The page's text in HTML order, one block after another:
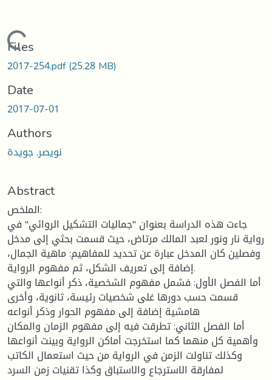
Loading...
Files
2017-254.pdf(25.28 MB)
Date
2017-07-01
Authors
نويصر, جويدة
Abstract
الملخص:
جاءت هذه الدراسة بعنوان "جماليات التشكيل الروائي" في
رواية نار ونور لعبد المالك مرتاض، حيث قسمت بحثي إلى مدخل
وفصلين كان المدخل عبارة عن تحديد للمفاهيم: ماهية الجمال،
إضافة إلى تعريف الشكل، ثم مفهوم الرواية.
أما الفصل الأول: فشمل مفهوم الشخصية، ذكر أنواعها والتي
قسمت حسب دورها غلى شخصيات رئيسة، ثانوية، وأخرى
هامشية إضافة إلى مفهوم الحوار وذكر أنواعه
أما الفصل الثاني: تطرقت فيه إلى مفهوم الزمان والمكان
وأهمية كل منهما كما استخرجت أماكن الرواية وبينت أنواعها
وكذلك تناولت الزمن في الرواية من حيث استعمال الكاتب
لمفارقة الاسترجاع والاستباق وكذا تقنيات زمن السرد